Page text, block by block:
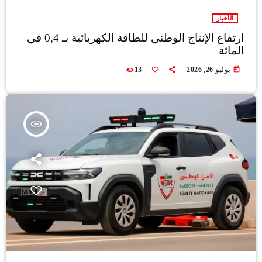
الأخبار
ارتفاع الإنتاج الوطني للطاقة الكهربائية بـ 0,4 في
المائة
today يوليو 26, 2026 13
insert_link